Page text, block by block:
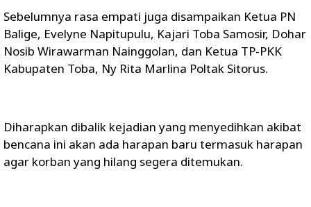
Sebelumnya rasa empati juga disampaikan Ketua PN
Balige, Evelyne Napitupulu, Kajari Toba Samosir, Dohar
Nosib Wirawarman Nainggolan, dan Ketua TP-PKK
Kabupaten Toba, Ny Rita Marlina Poltak Sitorus.
Diharapkan dibalik kejadian yang menyedihkan akibat
bencana ini akan ada harapan baru termasuk harapan
agar korban yang hilang segera ditemukan.